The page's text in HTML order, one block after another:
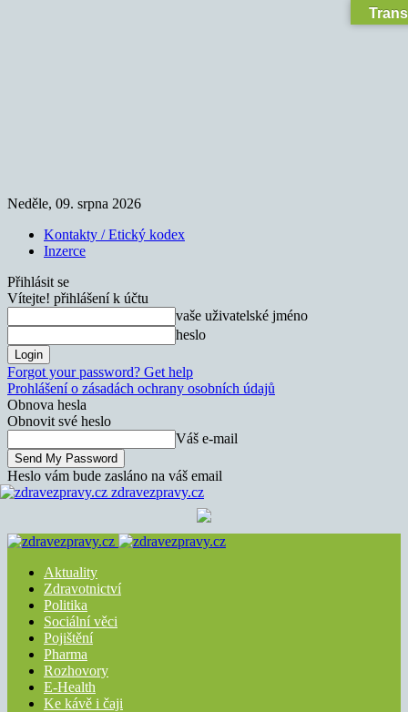
Neděle, 09. srpna 2026
Kontakty / Etický kodex
Inzerce
Přihlásit se
Vítejte! přihlášení k účtu
vaše uživatelské jméno
heslo
Forgot your password? Get help
Prohlášení o zásadách ochrany osobních údajů
Obnova hesla
Obnovit své heslo
Váš e-mail
Heslo vám bude zasláno na váš email
zdravezpravy.cz
Aktuality
Zdravotnictví
Politika
Sociální věci
Pojištění
Pharma
Rozhovory
E-Health
Ke kávě i čaji